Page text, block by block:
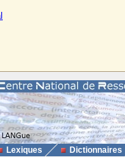
Lexiques Dictionnaires